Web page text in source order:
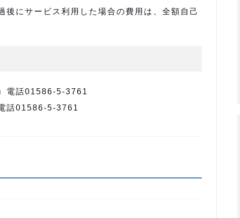
にサービス利用した場合の費用は、全額自己
電話01586-5-3761
話01586-5-3761